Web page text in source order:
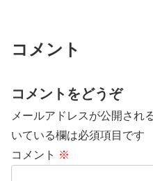
コメント
コメントをどうぞ
メールアドレスが公開され
いている欄は必須項目です
コメント ※